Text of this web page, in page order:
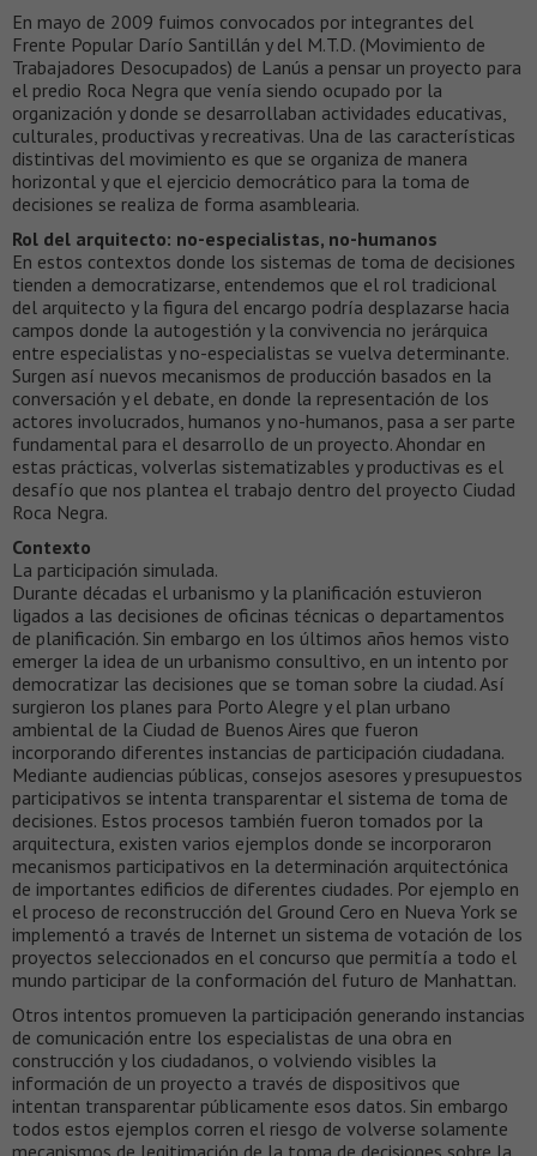
En mayo de 2009 fuimos convocados por integrantes del
Frente Popular Darío Santillán y del M.T.D. (Movimiento de
Trabajadores Desocupados) de Lanús a pensar un proyecto para
el predio Roca Negra que venía siendo ocupado por la
organización y donde se desarrollaban actividades educativas,
culturales, productivas y recreativas. Una de las características
distintivas del movimiento es que se organiza de manera
horizontal y que el ejercicio democrático para la toma de
decisiones se realiza de forma asamblearia.
Rol del arquitecto: no-especialistas, no-humanos
En estos contextos donde los sistemas de toma de decisiones
tienden a democratizarse, entendemos que el rol tradicional
del arquitecto y la figura del encargo podría desplazarse hacia
campos donde la autogestión y la convivencia no jerárquica
entre especialistas y no-especialistas se vuelva determinante.
Surgen así nuevos mecanismos de producción basados en la
conversación y el debate, en donde la representación de los
actores involucrados, humanos y no-humanos, pasa a ser parte
fundamental para el desarrollo de un proyecto. Ahondar en
estas prácticas, volverlas sistematizables y productivas es el
desafío que nos plantea el trabajo dentro del proyecto Ciudad
Roca Negra.
Contexto
La participación simulada.
Durante décadas el urbanismo y la planificación estuvieron
ligados a las decisiones de oficinas técnicas o departamentos
de planificación. Sin embargo en los últimos años hemos visto
emerger la idea de un urbanismo consultivo, en un intento por
democratizar las decisiones que se toman sobre la ciudad. Así
surgieron los planes para Porto Alegre y el plan urbano
ambiental de la Ciudad de Buenos Aires que fueron
incorporando diferentes instancias de participación ciudadana.
Mediante audiencias públicas, consejos asesores y presupuestos
participativos se intenta transparentar el sistema de toma de
decisiones. Estos procesos también fueron tomados por la
arquitectura, existen varios ejemplos donde se incorporaron
mecanismos participativos en la determinación arquitectónica
de importantes edificios de diferentes ciudades. Por ejemplo en
el proceso de reconstrucción del Ground Cero en Nueva York se
implementó a través de Internet un sistema de votación de los
proyectos seleccionados en el concurso que permitía a todo el
mundo participar de la conformación del futuro de Manhattan.
Otros intentos promueven la participación generando instancias
de comunicación entre los especialistas de una obra en
construcción y los ciudadanos, o volviendo visibles la
información de un proyecto a través de dispositivos que
intentan transparentar públicamente esos datos. Sin embargo
todos estos ejemplos corren el riesgo de volverse solamente
mecanismos de legitimación de la toma de decisiones sobre la